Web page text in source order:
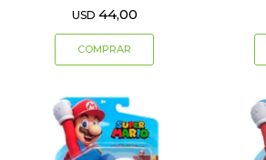
USD 44,00